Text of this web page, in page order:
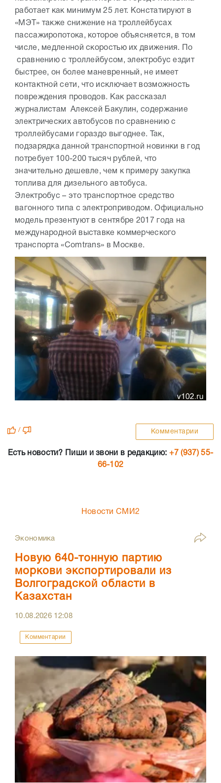
работает как минимум 25 лет. Констатируют в
«МЭТ» также снижение на троллейбусах
пассажиропотока, которое объясняется, в том
числе, медленной скоростью их движения. По
сравнению с троллейбусом, электробус ездит
быстрее, он более маневренный, не имеет
контактной сети, что исключает возможность
повреждения проводов. Как рассказал
журналистам Алексей Бакулин, содержание
электрических автобусов по сравнению с
троллейбусами гораздо выгоднее. Так,
подзарядка данной транспортной новинки в год
потребует 100-200 тысяч рублей, что
значительно дешевле, чем к примеру закупка
топлива для дизельного автобуса.
Электробус – это транспортное средство
вагонного типа с электроприводом. Официально
модель презентуют в сентябре 2017 года на
международной выставке коммерческого
транспорта «Comtrans» в Москве.
/ Комментарии
Есть новости? Пиши и звони в редакцию: +7 (937) 55-
66-102
Новости СМИ2
Экономика
Новую 640-тонную партию
моркови экспортировали из
Волгоградской области в
Казахстан
10.08.2026 12:08
Комментарии